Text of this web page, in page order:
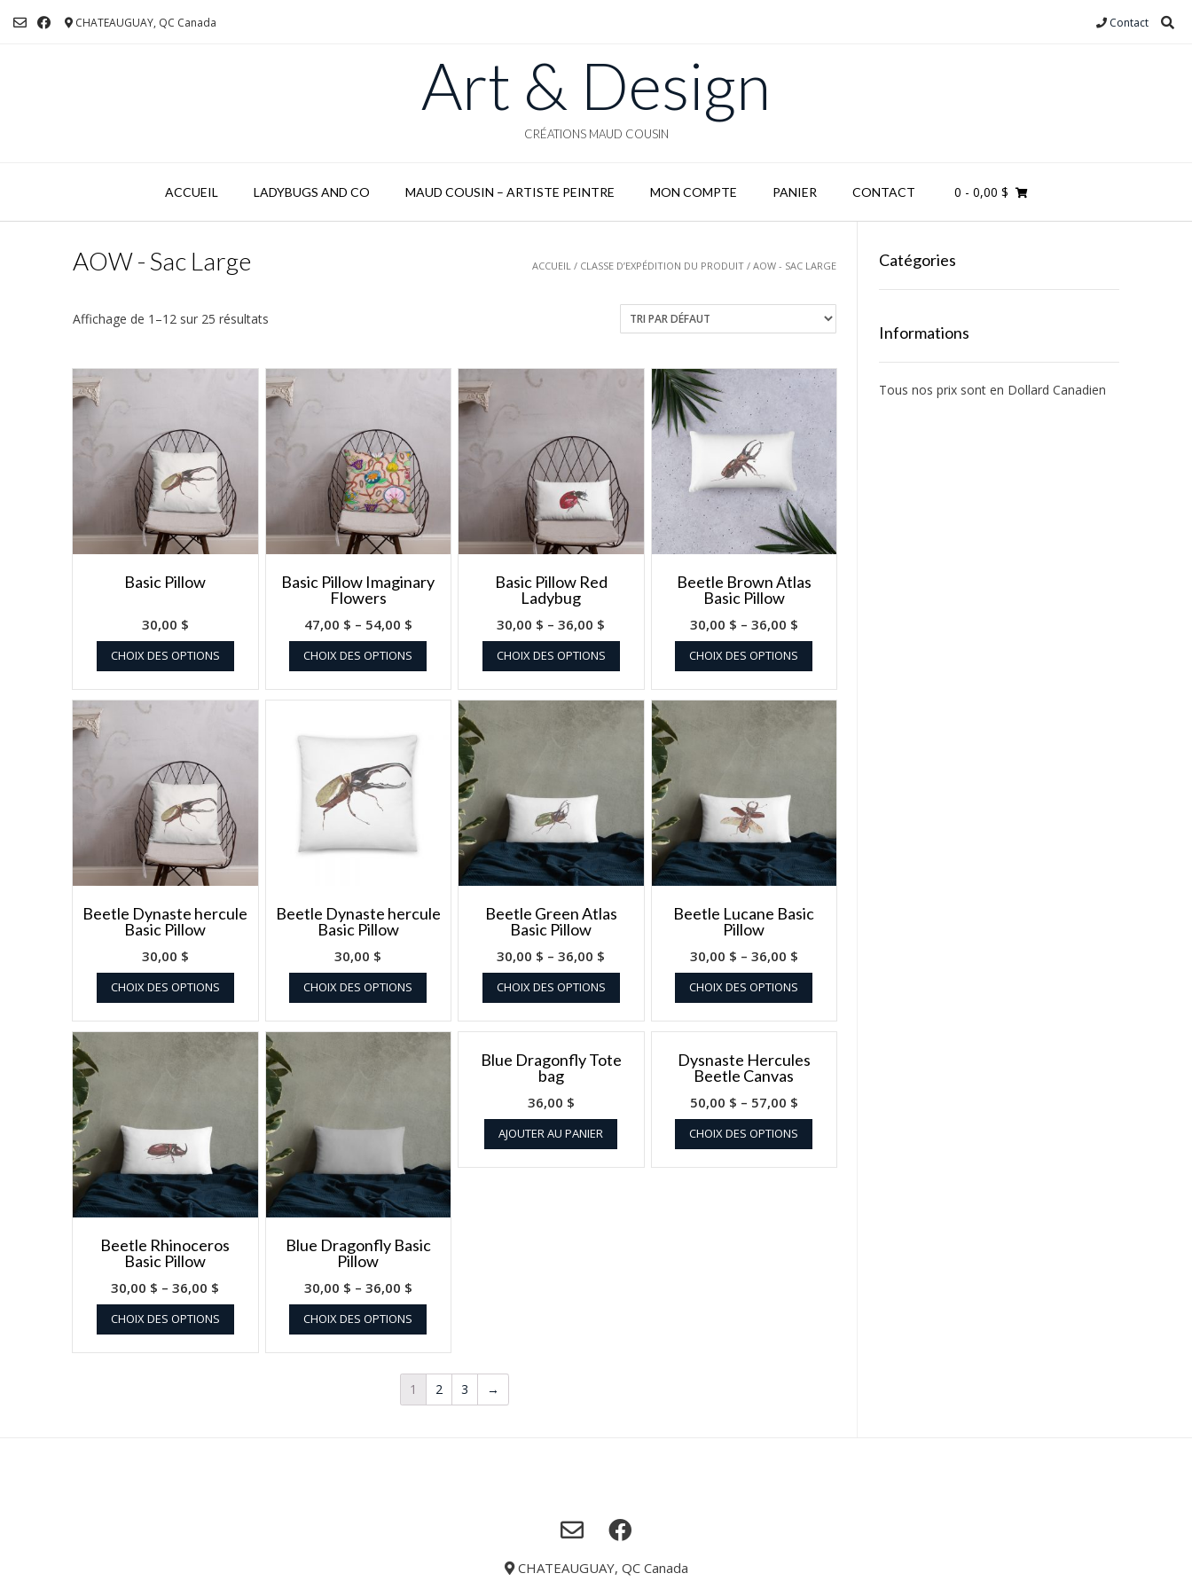
CHATEAUGUAY, QC Canada Contact
Art & Design
CRÉATIONS MAUD COUSIN
ACCUEIL LADYBUGS AND CO MAUD COUSIN – ARTISTE PEINTRE MON COMPTE PANIER CONTACT 0 - 0,00 $
ACCUEIL / CLASSE D’EXPÉDITION DU PRODUIT / AOW - SAC LARGE
AOW - Sac Large
Affichage de 1–12 sur 25 résultats
Basic Pillow
30,00 $
CHOIX DES OPTIONS
Basic Pillow Imaginary
Flowers
47,00 $ – 54,00 $
CHOIX DES OPTIONS
Basic Pillow Red
Ladybug
30,00 $ –36,00 $
CHOIX DES OPTIONS
Beetle Brown Atlas
Basic Pillow
30,00 $ – 36,00 $
CHOIX DES OPTIONS
Beetle Dynaste hercule
Basic Pillow
30,00 $
CHOIX DES OPTIONS
Beetle Dynaste hercule
Basic Pillow
30,00 $
CHOIX DES OPTIONS
Beetle Green Atlas
Basic Pillow
30,00 $ –36,00 $
CHOIX DES OPTIONS
Beetle Lucane Basic
Pillow
30,00 $ – 36,00 $
CHOIX DES OPTIONS
Beetle Rhinoceros
Basic Pillow
30,00 $ –36,00 $
CHOIX DES OPTIONS
Blue Dragonfly Basic
Pillow
30,00 $ – 36,00 $
CHOIX DES OPTIONS
Blue Dragonfly Tote
bag
36,00 $
AJOUTER AU PANIER
Dysnaste Hercules
Beetle Canvas
50,00 $ – 57,00 $
CHOIX DES OPTIONS
1 2 3 →
Catégories
Informations
Tous nos prix sont en Dollard Canadien
CHATEAUGUAY, QC Canada